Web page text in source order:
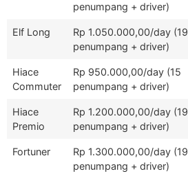
penumpang + driver)
Elf Long
Rp 1.050.000,00/day (19
penumpang + driver)
Hiace
Commuter
Rp 950.000,00/day (15
penumpang + driver)
Hiace
Premio
Rp 1.200.000,00/day (19
penumpang + driver)
Fortuner
Rp 1.300.000,00/day (19
penumpang + driver)